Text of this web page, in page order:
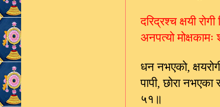
दरिद्रश्च क्षयी
अनपत्यो
धन नभएको,
पापी,छोरा
५१॥